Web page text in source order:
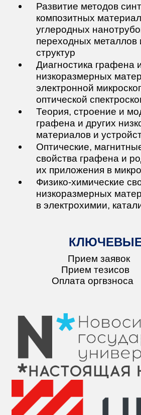
Развитие методов
композитных
углеродных
переходных металлов
структур
Диагностика графена
низкоразмерных
электронной
оптической
Теория, строение и
графена и других
материалов и
Оптические,
свойства графена и
их приложения в
Физико-химические
низкоразмерных
в электрохимии,
Прием заявок
Прием тезисов
Оплата оргвзноса